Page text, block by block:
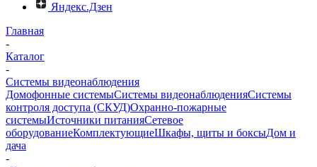
Яндекс.Дзен
Главная
-
Каталог
-
Системы видеонаблюдения
Домофонные системыСистемы видеонаблюденияСистемы
контроля доступа (СКУД)Охранно-пожарные
системыИсточники питанияСетевое
оборудованиеКомплектующиеШкафы, щиты и боксыДом и
дача
-